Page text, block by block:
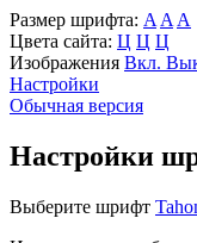
Размер шрифта: A A A
Цвета сайта: Ц Ц Ц
Изображения Вкл.
Настройки
Обычная версия
Настройки
Выберите шрифт